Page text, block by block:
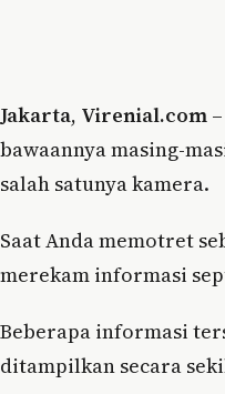
Jakarta, Virenial.com
bawaannya masing-
salah satunya kamera.
Saat Anda memotret
merekam informasi
Beberapa informasi
ditampilkan secara